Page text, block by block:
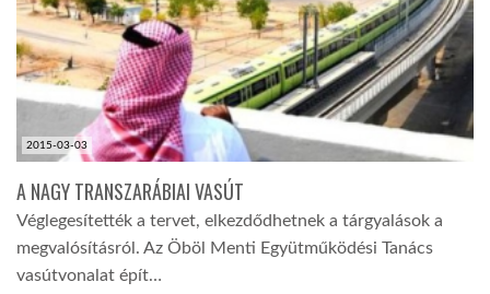
2015-03-03
A NAGY TRANSZARÁBIAI VASÚT
Véglegesítették a tervet, elkezdődhetnek a tárgyalások a
megvalósításról. Az Öböl Menti Együtműködési Tanács
vasútvonalat épít…